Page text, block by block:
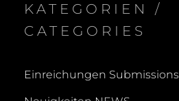
KATEGORIEN /
CATEGORIES
Einreichungen Submissions